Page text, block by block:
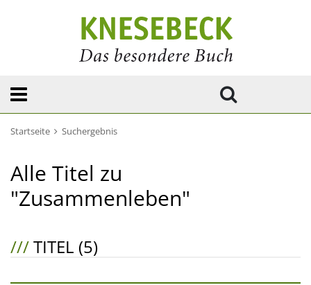
Startseite Suchergebnis
Alle Titel zu
"Zusammenleben"
///TITEL (5)